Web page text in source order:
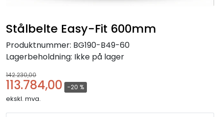
Stålbelte Easy-Fit 600mm
Produktnummer: BG190-B49-60
Lagerbeholdning: Ikke på lager
142.230,00
113.784,00 -20 %
ekskl. mva.